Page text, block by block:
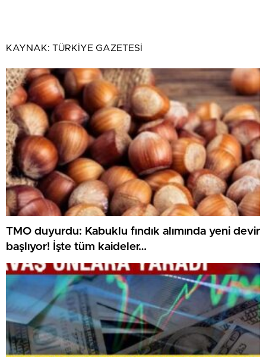
KAYNAK: TÜRKİYE GAZETESİ
TMO duyurdu: Kabuklu fındık alımında yeni devir
başlıyor! İşte tüm kaideler…